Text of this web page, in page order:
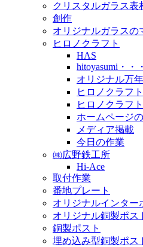
クリスタルガラス表
創作
オリジナルガラスの
ヒロノクラフト
HAS
hitoyasumi・・・
オリジナル万
ヒロノクラフ
ヒロノクラフ
ホームページ
メディア掲載
今日の作業
㈱広野鉄工所
Hi-Ace
取付作業
番地プレート
オリジナルインター
オリジナル銅製ポス
銅製ポスト
埋め込み型銅製ポス